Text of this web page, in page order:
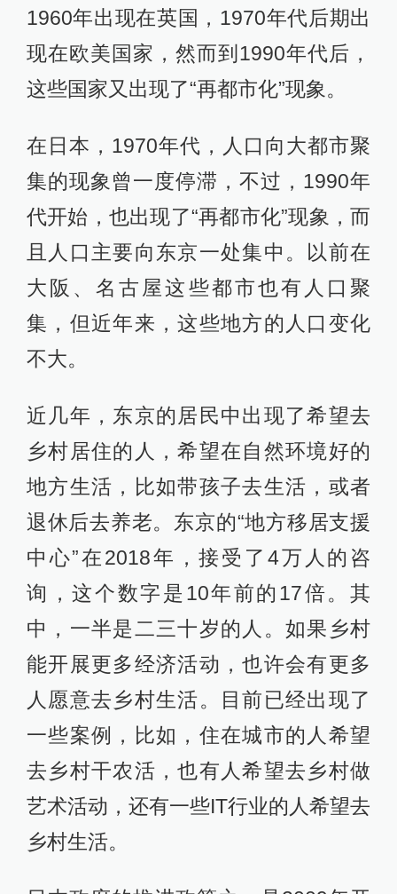
1960年出现在英国，1970年代后期出
现在欧美国家，然而到1990年代后，
这些国家又出现了“再都市化”现象。
在日本，1970年代，人口向大都市聚
集的现象曾一度停滞，不过，1990年
代开始，也出现了“再都市化”现象，而
且人口主要向东京一处集中。以前在
大阪、名古屋这些都市也有人口聚
集，但近年来，这些地方的人口变化
不大。
近几年，东京的居民中出现了希望去
乡村居住的人，希望在自然环境好的
地方生活，比如带孩子去生活，或者
退休后去养老。东京的“地方移居支援
中心”在2018年，接受了4万人的咨
询，这个数字是10年前的17倍。其
中，一半是二三十岁的人。如果乡村
能开展更多经济活动，也许会有更多
人愿意去乡村生活。目前已经出现了
一些案例，比如，住在城市的人希望
去乡村干农活，也有人希望去乡村做
艺术活动，还有一些IT行业的人希望去
乡村生活。